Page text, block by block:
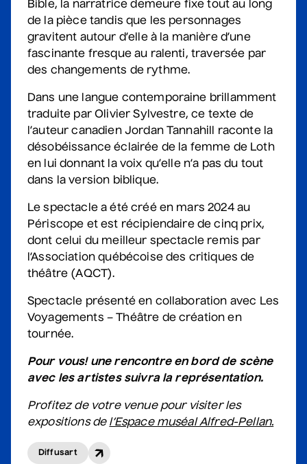
Maude Landry
• Trop cool
3 septembre 2026 • 19 h 30
Salle André-Mathieu
Korine Côté, Gabrielle
Caron, Rolly Assal
• Korine Côté et invités
3 septembre 2026
Gratuit
Véronic DiCaire
• Nouveau spectacle
5 septembre 2026
• Nouveau spectacle
6 septembre 2026 • 15 h 00
Patrick Norman et
Bible, la narratrice demeure fixe tout au long
de la pièce tandis que les personnages
gravitent autour d’elle à la manière d’une
fascinante fresque au ralenti, traversée par
des changements de rythme.
Dans une langue contemporaine brillamment
traduite par Olivier Sylvestre, ce texte de
l’auteur canadien Jordan Tannahill raconte la
désobéissance éclairée de la femme de Loth
en lui donnant la voix qu’elle n’a pas du tout
dans la version biblique.
Le spectacle a été créé en mars 2024 au
Périscope et est récipiendaire de cinq prix,
dont celui du meilleur spectacle remis par
l’Association québécoise des critiques de
théâtre (AQCT).
Spectacle présenté en collaboration avec Les
Voyagements – Théâtre de création en
tournée.
Pour vous! une rencontre en bord de scène
avec les artistes suivra la représentation.
Profitez de votre venue pour visiter les
expositions de l’Espace muséal Alfred-Pellan.
Diffusart